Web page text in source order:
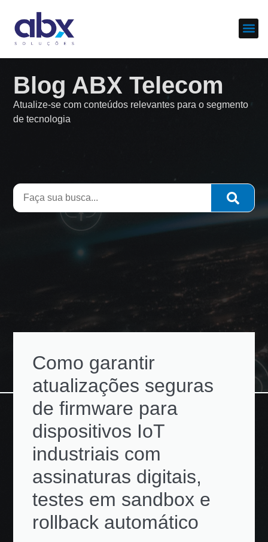
Blog ABX Telecom
Atualize-se com conteúdos relevantes para o segmento
de tecnologia
Como garantir
atualizações seguras
de firmware para
dispositivos IoT
industriais com
assinaturas digitais,
testes em sandbox e
rollback automático